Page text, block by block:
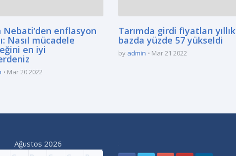
Nebati’den enflasyon
Nasıl mücadele
en iyi
Mar 20 2022
Tarımda girdi fiyatları yıllık
bazda yüzde 57 yükseldi
by admin Mar 21 2022
Ağustos 2026
: